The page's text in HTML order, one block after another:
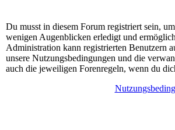
Du musst in diesem Forum registriert sein,
wenigen Augenblicken erledigt und
Administration kann registrierten Benutzern
unsere Nutzungsbedingungen und die
auch die jeweiligen Forenregeln, wenn du